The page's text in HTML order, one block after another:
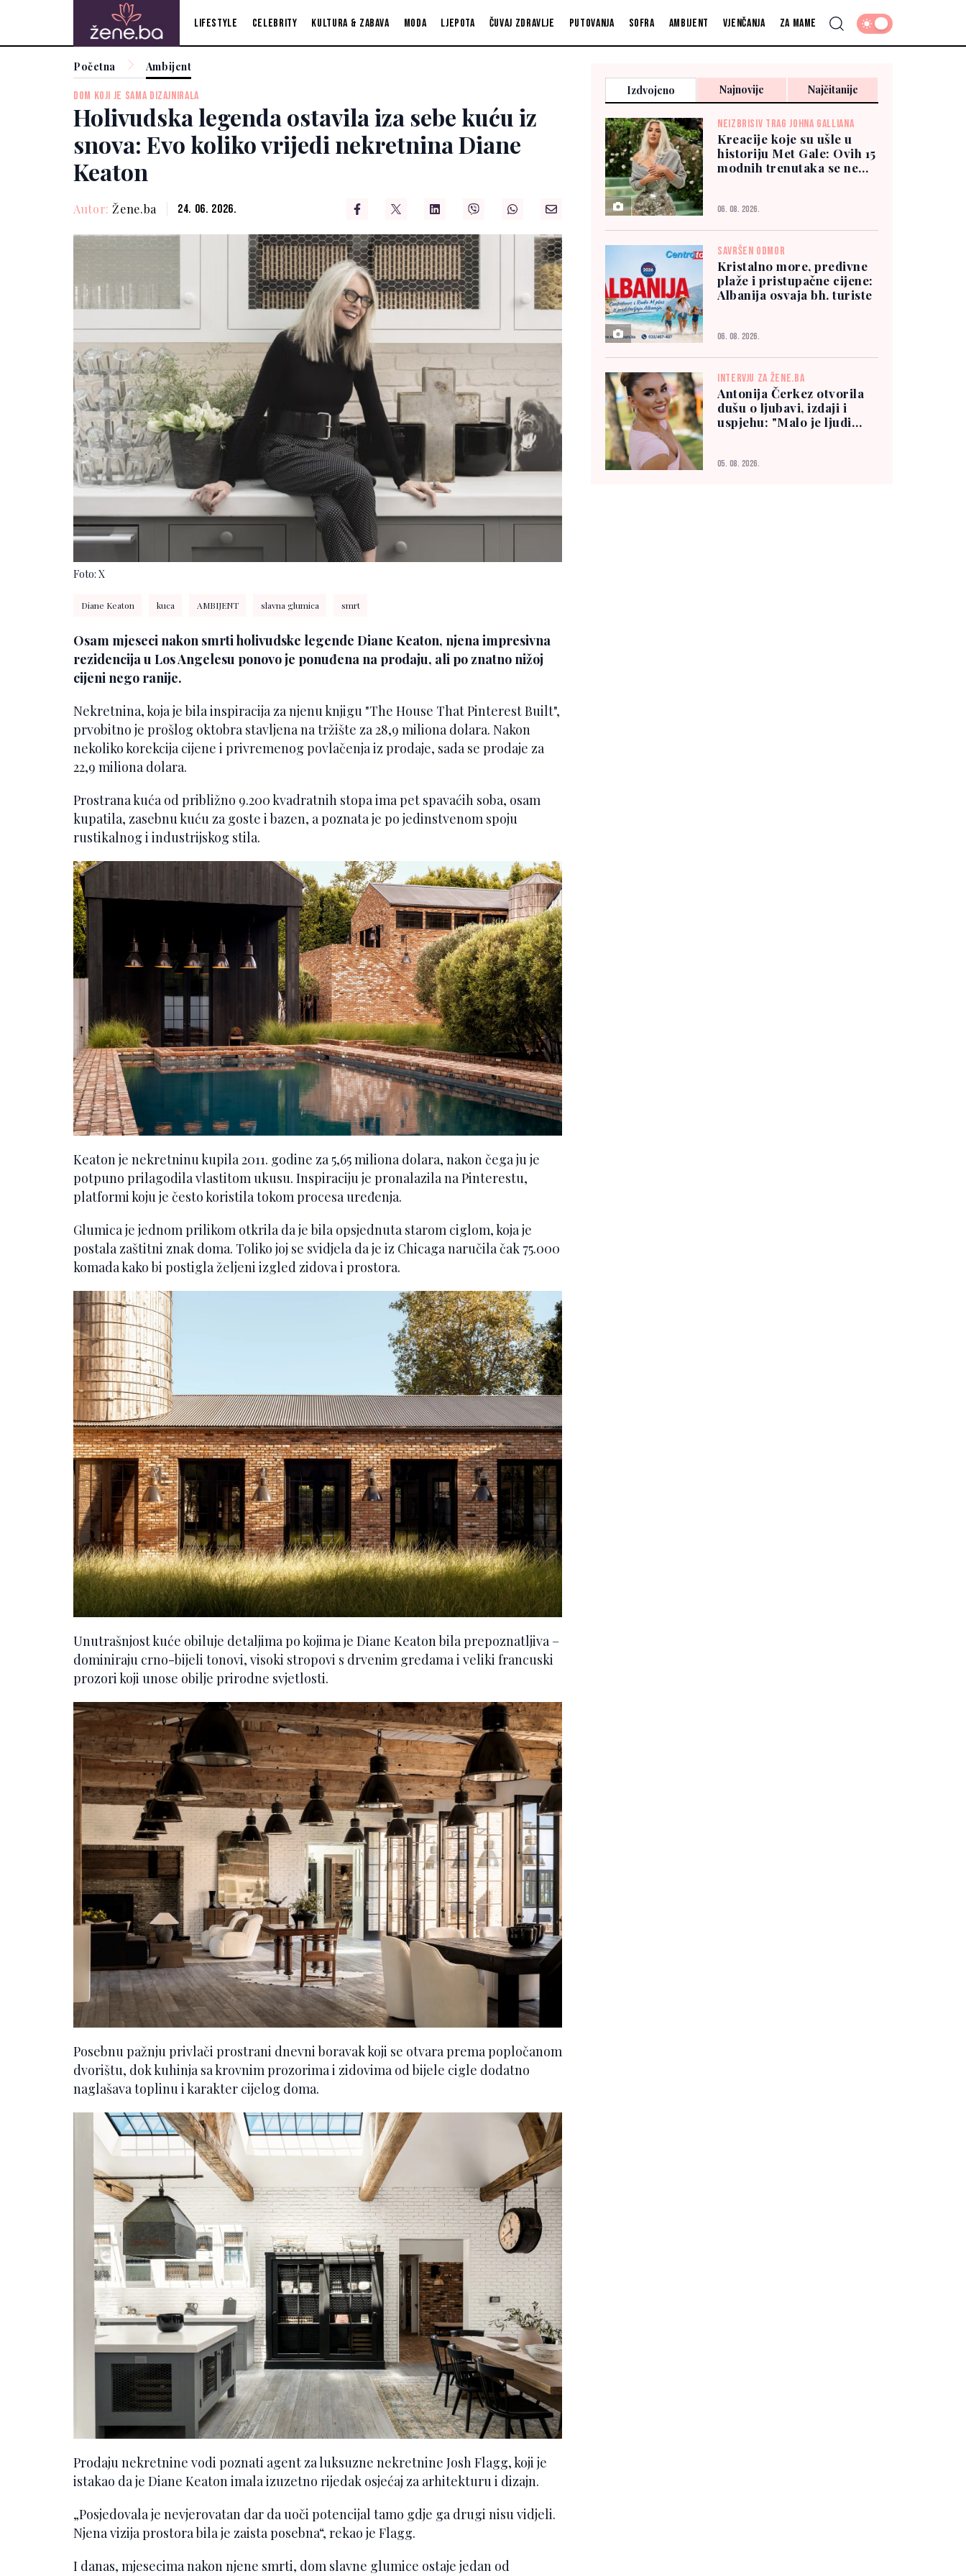
Lifestyle Celebrity Kultura & zabava Moda Ljepota Čuvaj zdravlje Putovanja Sofra Ambijent Vjenčanja Za mame
Početna Ambijent
DOM KOJI JE SAMA DIZAJNIRALA
Holivudska legenda ostavila iza sebe kuću iz
snova: Evo koliko vrijedi nekretnina Diane
Keaton
Autor: Žene.ba 24. 06. 2026.
Foto: X
Diane Keaton kuca AMBIJENT slavna glumica smrt
Osam mjeseci nakon smrti holivudske legende Diane Keaton, njena impresivna
rezidencija u Los Angelesu ponovo je ponuđena na prodaju, ali po znatno nižoj
cijeni nego ranije.
Nekretnina, koja je bila inspiracija za njenu knjigu "The House That Pinterest Built",
prvobitno je prošlog oktobra stavljena na tržište za 28,9 miliona dolara. Nakon
nekoliko korekcija cijene i privremenog povlačenja iz prodaje, sada se prodaje za
22,9 miliona dolara.
Prostrana kuća od približno 9.200 kvadratnih stopa ima pet spavaćih soba, osam
kupatila, zasebnu kuću za goste i bazen, a poznata je po jedinstvenom spoju
rustikalnog i industrijskog stila.
Keaton je nekretninu kupila 2011. godine za 5,65 miliona dolara, nakon čega ju je
potpuno prilagodila vlastitom ukusu. Inspiraciju je pronalazila na Pinterestu,
platformi koju je često koristila tokom procesa uređenja.
Glumica je jednom prilikom otkrila da je bila opsjednuta starom ciglom, koja je
postala zaštitni znak doma. Toliko joj se svidjela da je iz Chicaga naručila čak 75.000
komada kako bi postigla željeni izgled zidova i prostora.
Unutrašnjost kuće obiluje detaljima po kojima je Diane Keaton bila prepoznatljiva –
dominiraju crno-bijeli tonovi, visoki stropovi s drvenim gredama i veliki francuski
prozori koji unose obilje prirodne svjetlosti.
Posebnu pažnju privlači prostrani dnevni boravak koji se otvara prema popločanom
dvorištu, dok kuhinja sa krovnim prozorima i zidovima od bijele cigle dodatno
naglašava toplinu i karakter cijelog doma.
Prodaju nekretnine vodi poznati agent za luksuzne nekretnine Josh Flagg, koji je
istakao da je Diane Keaton imala izuzetno rijedak osjećaj za arhitekturu i dizajn.
„Posjedovala je nevjerovatan dar da uoči potencijal tamo gdje ga drugi nisu vidjeli.
Njena vizija prostora bila je zaista posebna“, rekao je Flagg.
I danas, mjesecima nakon njene smrti, dom slavne glumice ostaje jedan od
Izdvojeno Najnovije Najčitanije
NEIZBRISIV TRAG JOHNA GALLIANA
Kreacije koje su ušle u
historiju Met Gale: Ovih 15
modnih trenutaka se ne
06. 08. 2026.
SAVRŠEN ODMOR
Kristalno more, predivne
plaže i pristupačne cijene:
Albanija osvaja bh. turiste
06. 08. 2026.
INTERVJU ZA ŽENE.BA
Antonija Čerkez otvorila
dušu o ljubavi, izdaji i
uspjehu: "Malo je ljudi
05. 08. 2026.